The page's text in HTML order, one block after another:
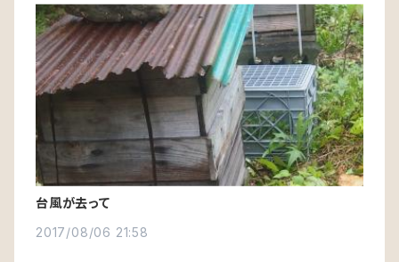
台風が去って
2017/08/06 21:58